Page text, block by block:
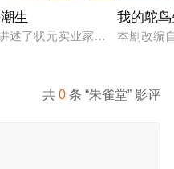
长大以后，林知夏忽然对他
生
述了状元实业家张謇创办大生
我的鸵
本剧改编
共0 条 “朱雀堂” 影评